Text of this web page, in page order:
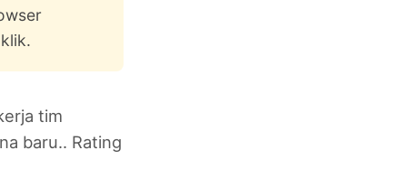
tim
baru.. Rating